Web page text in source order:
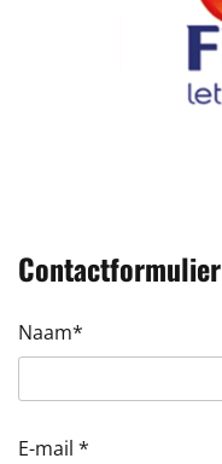
Contactformulier
Naam*
E-mail *